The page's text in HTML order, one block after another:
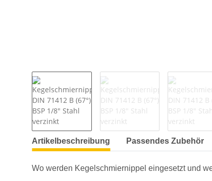
Artikelbeschreibung Passendes Zubehör
Wo werden Kegelschmiernippel eingesetzt und